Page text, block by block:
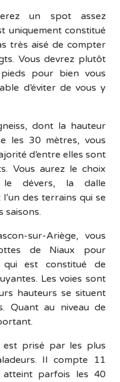
un spot assez
uniquement constitué
très aisé de compter
Vous devrez plutôt
pour bien vous
d’éviter de vous y
dont la hauteur
les 30 mètres, vous
d’entre elles sont
Vous aurez le choix
dévers, la dalle
des terrains qui se
saisons.
sur-Ariège, vous
de Niaux pour
est constitué de
Les voies sont
hauteurs se situent
Quant au niveau de
est prisé par les plus
Il compte 11
parfois les 40